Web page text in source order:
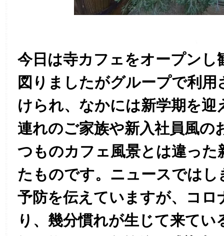
今日は寺カフェをオープンし
図りましたがグループで利用
けられ、なかには新学期を迎
連れのご家族や新入社員風の
つものカフェ風景とは違った
たものです。ニュースではし
予防を伝えていますが、コロ
り、幾分慣れが生じて来て